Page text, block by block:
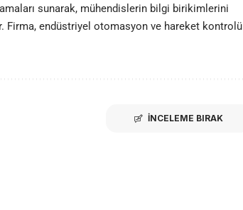
sunarak, mühendislerin bilgi birikimlerini
Firma, endüstriyel otomasyon ve hareket kontrolü
İNCELEME BIRAK